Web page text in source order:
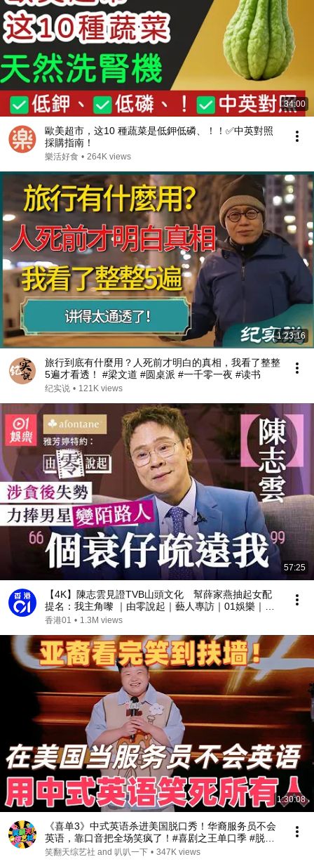
34:00
歐美超市，这10 種蔬菜是低鉀低磷、！！✅中英對照
採購指南！
樂活好食 • 264K views
1:23:16
旅行到底有什麼用？人死前才明白的真相，我看了整整
5遍才看透！ #梁文道 #圆桌派 #一千零一夜 #读书
纪实说 • 121K views
57:25
【4K】陳志雲見證TVB山頭文化 幫薛家燕抽起女配
提名：我主角嚟 ｜由零說起｜藝人專訪｜01娛樂｜香
港01｜TVB｜HOY｜迷雲黨｜
香港01 • 1.3M views
1:30:08
《喜单3》中式英语杀进美国脱口秀！华裔服务员不会
英语，靠口音把全场笑疯了！#喜剧之王单口季 #脱口
秀 #搞笑 #喜剧 #funny #综艺
笑翻天综艺社 and 叭叭一下 • 347K views